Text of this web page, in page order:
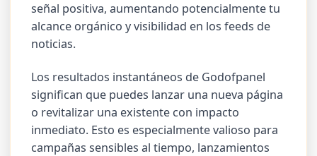
señal positiva, aumentando potencialmente tu
alcance orgánico y visibilidad en los feeds de
noticias.
Los resultados instantáneos de Godofpanel
significan que puedes lanzar una nueva página
o revitalizar una existente con impacto
inmediato. Esto es especialmente valioso para
campañas sensibles al tiempo, lanzamientos